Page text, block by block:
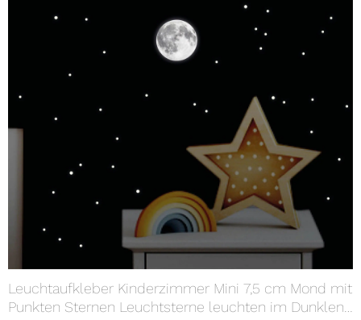
Leuchtaufkleber Kinderzimmer Mini 7,5 cm Mond mit
Punkten Sternen Leuchtsterne leuchten im Dunklen